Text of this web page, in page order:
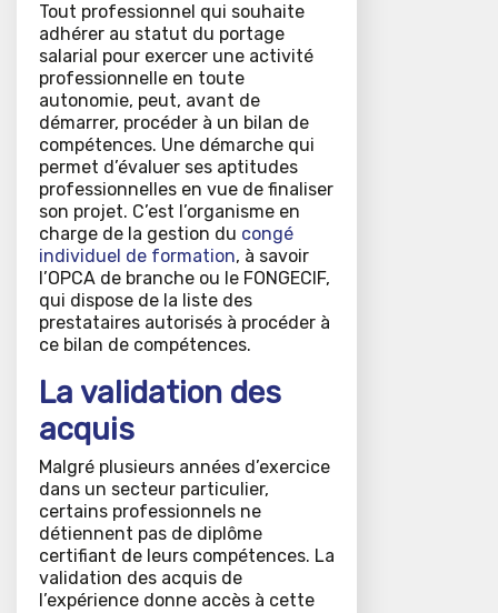
Tout professionnel qui souhaite
adhérer au statut du portage
salarial pour exercer une activité
professionnelle en toute
autonomie, peut, avant de
démarrer, procéder à un bilan de
compétences. Une démarche qui
permet d’évaluer ses aptitudes
professionnelles en vue de finaliser
son projet. C’est l’organisme en
charge de la gestion du congé
individuel de formation, à savoir
l’OPCA de branche ou le FONGECIF,
qui dispose de la liste des
prestataires autorisés à procéder à
ce bilan de compétences.
La validation des
acquis
Malgré plusieurs années d’exercice
dans un secteur particulier,
certains professionnels ne
détiennent pas de diplôme
certifiant de leurs compétences. La
validation des acquis de
l’expérience donne accès à cette